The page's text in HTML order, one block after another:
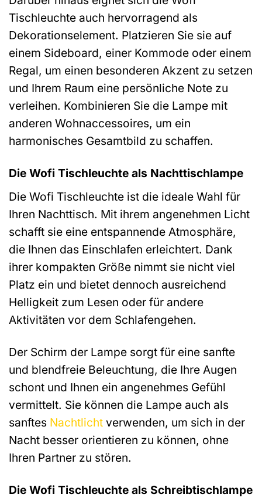
Tischleuchte auch hervorragend als
Dekorationselement. Platzieren Sie sie auf
einem Sideboard, einer Kommode oder einem
Regal, um einen besonderen Akzent zu setzen
und Ihrem Raum eine persönliche Note zu
verleihen. Kombinieren Sie die Lampe mit
anderen Wohnaccessoires, um ein
harmonisches Gesamtbild zu schaffen.
Die Wofi Tischleuchte als Nachttischlampe
Die Wofi Tischleuchte ist die ideale Wahl für
Ihren Nachttisch. Mit ihrem angenehmen Licht
schafft sie eine entspannende Atmosphäre,
die Ihnen das Einschlafen erleichtert. Dank
ihrer kompakten Größe nimmt sie nicht viel
Platz ein und bietet dennoch ausreichend
Helligkeit zum Lesen oder für andere
Aktivitäten vor dem Schlafengehen.
Der Schirm der Lampe sorgt für eine sanfte
und blendfreie Beleuchtung, die Ihre Augen
schont und Ihnen ein angenehmes Gefühl
vermittelt. Sie können die Lampe auch als
sanftes Nachtlicht verwenden, um sich in der
Nacht besser orientieren zu können, ohne
Ihren Partner zu stören.
Die Wofi Tischleuchte als Schreibtischlampe